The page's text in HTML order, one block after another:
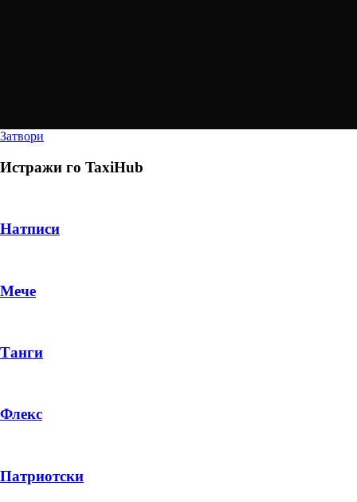
PRODUCT
Затвори
Истражи го TaxiHub
Натписи
Мече
Танги
Флекс
Патриотски